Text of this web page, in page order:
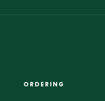
ORDERING